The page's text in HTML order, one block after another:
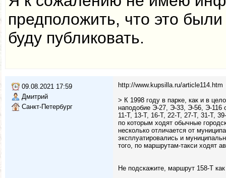
предположить, что это
буду публиковать.
09.08.2021 17:59
Дмитрий
Санкт-Петербург
http://www.kupsilla.ru/article114.htm
> К 1998 году в парке, как и в
наподобие Э-27, Э-33, Э-56, Э-116
11-Т, 13-Т, 16-Т, 22-Т, 27-Т, 31-Т,
по которым ходят обычные
несколько отличается от
эксплуатировались и
того, по маршрутам-такси ходят
Не подскажите, маршрут 158-Т